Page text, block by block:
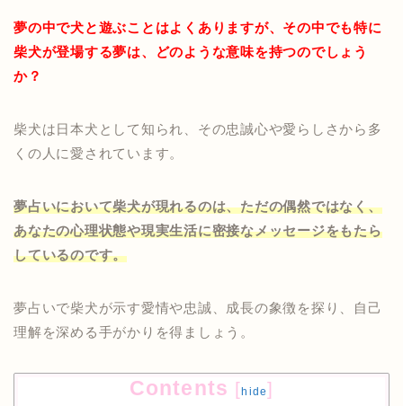
夢の中で犬と遊ぶことはよくありますが、その中でも特に
柴犬が登場する夢は、どのような意味を持つのでしょう
か？
柴犬は日本犬として知られ、その忠誠心や愛らしさから多
くの人に愛されています。
夢占いにおいて柴犬が現れるのは、ただの偶然ではなく、
あなたの心理状態や現実生活に密接なメッセージをもたら
しているのです。
夢占いで柴犬が示す愛情や忠誠、成長の象徴を探り、自己
理解を深める手がかりを得ましょう。
Contents [hide]